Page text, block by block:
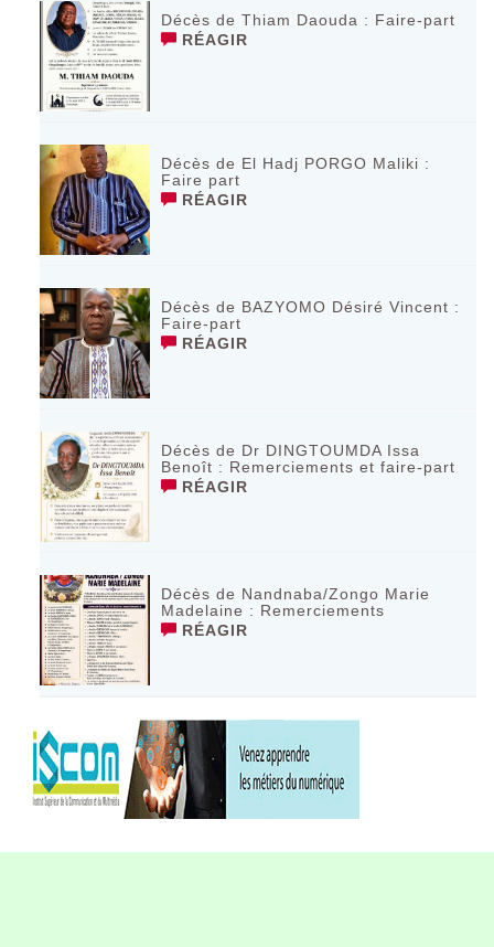
Décès de Thiam Daouda : Faire-part
RÉAGIR
Décès de El Hadj PORGO Maliki :
Faire part
RÉAGIR
Décès de BAZYOMO Désiré Vincent :
Faire-part
RÉAGIR
Décès de Dr DINGTOUMDA Issa
Benoît : Remerciements et faire-part
RÉAGIR
Décès de Nandnaba/Zongo Marie
Madelaine : Remerciements
RÉAGIR